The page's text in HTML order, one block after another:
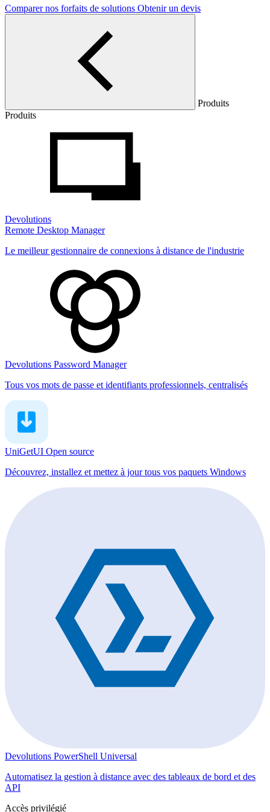
Comparer nos forfaits de solutions Obtenir un devis
Produits
Produits
Devolutions
Remote Desktop Manager
Le meilleur gestionnaire de connexions à distance de l'industrie
Devolutions Password Manager
Tous vos mots de passe et identifiants professionnels, centralisés
UniGetUI Open source
Découvrez, installez et mettez à jour tous vos paquets Windows
Devolutions PowerShell Universal
Automatisez la gestion à distance avec des tableaux de bord et des
API
Accès privilégié